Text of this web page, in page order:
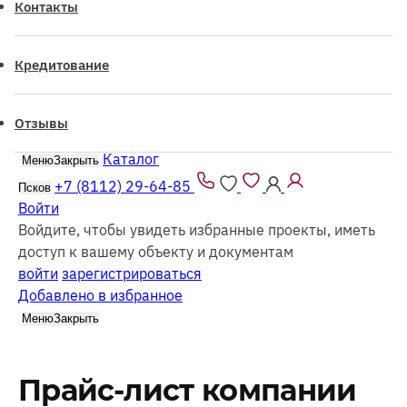
Контакты
Кредитование
Отзывы
МенюЗакрыть Каталог
Псков +7 (8112) 29-64-85
Войти
Войдите, чтобы увидеть избранные проекты, иметь
доступ к вашему объекту и документам
войти зарегистрироваться
Добавлено в избранное
МенюЗакрыть
Прайс-лист компании